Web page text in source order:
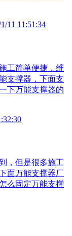
11 11:51:34
工简单便捷，维
支撑器，下面支
下万能支撑器的
，但是很多施工
面万能支撑器厂
么固定万能支撑